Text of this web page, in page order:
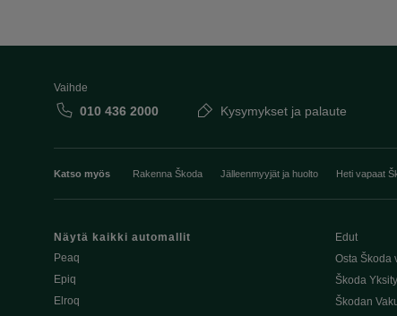
Vaihde
010 436 2000 Kysymykset ja palaute
Katso myös Rakenna Škoda Jälleenmyyjät ja huolto Heti vapaat
Näytä kaikki automallit
Peaq
Epiq
Elroq
Edut
Osta Škoda
Škoda
Škodan